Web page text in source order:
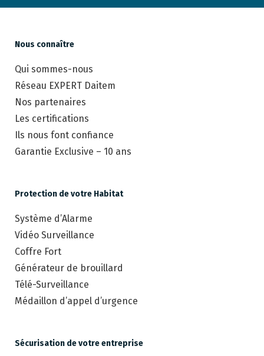
Nous connaître
Qui sommes-nous
Réseau EXPERT Daitem
Nos partenaires
Les certifications
Ils nous font confiance
Garantie Exclusive – 10 ans
Protection de votre Habitat
Système d’Alarme
Vidéo Surveillance
Coffre Fort
Générateur de brouillard
Télé-Surveillance
Médaillon d’appel d’urgence
Sécurisation de votre entreprise